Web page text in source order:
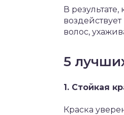
В
волос,
5
1. Стойкая
Краска